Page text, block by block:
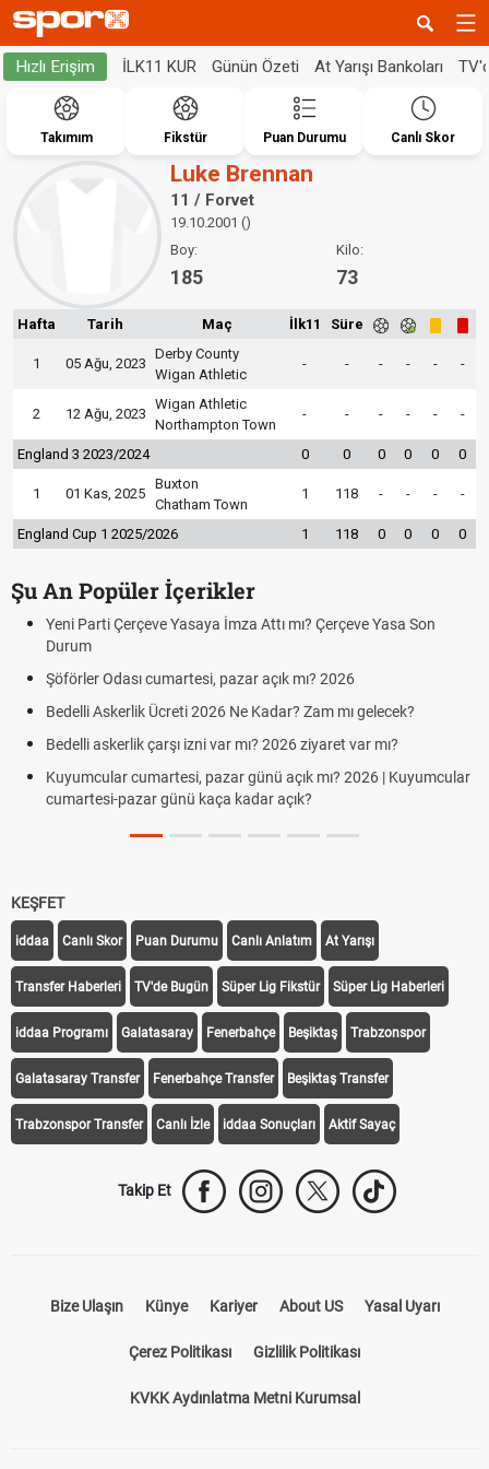
Hızlı Erişim İLK11 KUR Günün Özeti At Yarışı Bankoları
Takımım Fikstür Puan Durumu Canlı Skor
Luke Brennan
11 / Forvet
19.10.2001 ()
Boy:
185
Kilo:
73
Hafta Tarih Maç İlk11 Süre
1 05 Ağu, 2023
Derby County
Wigan Athletic
- - - - - -
2 12 Ağu, 2023
Wigan Athletic
Northampton Town
- - - - - -
England 3 2023/2024 0 0 0 0 0 0
1 01 Kas, 2025
Buxton
Chatham Town
1 118 - - - -
England Cup 1 2025/2026 1 118 0 0 0 0
Şu An Popüler İçerikler
Yeni Parti Çerçeve Yasaya İmza Attı mı? Çerçeve Yasa Son
Durum
Şöförler Odası cumartesi, pazar açık mı? 2026
Bedelli Askerlik Ücreti 2026 Ne Kadar? Zam mı gelecek?
Bedelli askerlik çarşı izni var mı? 2026 ziyaret var mı?
Kuyumcular cumartesi, pazar günü açık mı? 2026 | Kuyumcular
cumartesi-pazar günü kaça kadar açık?
KEŞFET
iddaa Canlı Skor Puan Durumu Canlı Anlatım At Yarışı
Transfer Haberleri TV'de Bugün Süper Lig Fikstür Süper Lig Haberleri
iddaa Programı Galatasaray Fenerbahçe Beşiktaş Trabzonspor
Galatasaray Transfer Fenerbahçe Transfer Beşiktaş Transfer
Trabzonspor Transfer Canlı İzle iddaa Sonuçları Aktif Sayaç
Takip Et
Bize Ulaşın Künye Kariyer About US Yasal Uyarı
Çerez Politikası Gizlilik Politikası
KVKK Aydınlatma Metni Kurumsal